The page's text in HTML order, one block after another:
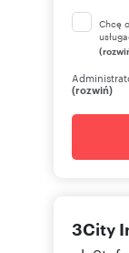
Chcę
(rozwiń)
3City